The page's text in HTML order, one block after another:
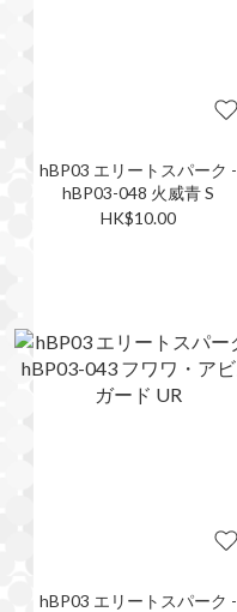
hBP03 エリートスパーク -
hBP03-048 火威青 S
HK$10.00
hBP03 エリートスパーク -